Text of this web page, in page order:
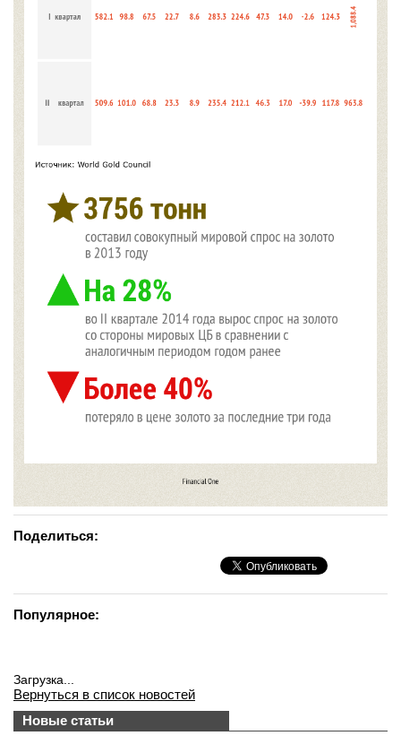
Поделиться:
Популярное:
Загрузка...
Вернуться в список новостей
Новые статьи